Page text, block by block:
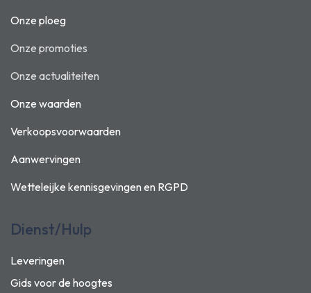
Onze ploeg
Onze promoties
Onze actualiteiten
Onze waarden
Verkoopsvoorwaarden
Aanwervingen
Wetteleijke kennisgevingen en RGPD
Dienst/Hulp
Leveringen
Gids voor de hoogtes